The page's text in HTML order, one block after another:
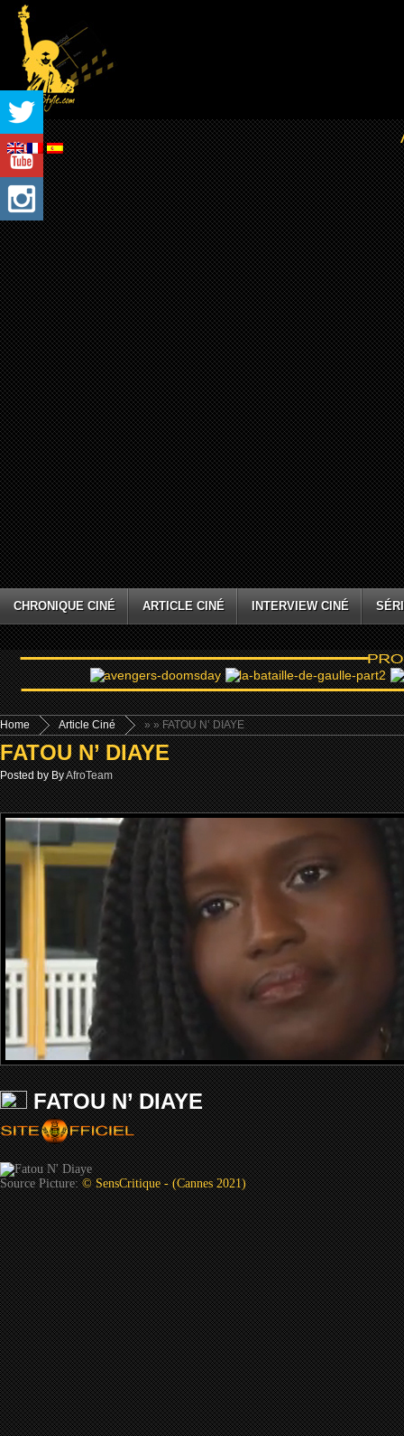
CHRONIQUE CINÉ ARTICLE CINÉ INTERVIEW CINÉ
Home »
Article Ciné » FATOU N’ DIAYE
FATOU N’ DIAYE
Posted by ByAfroTeam
FATOU N’ DIAYE
Source Picture:© SensCritique - (Cannes 2021)